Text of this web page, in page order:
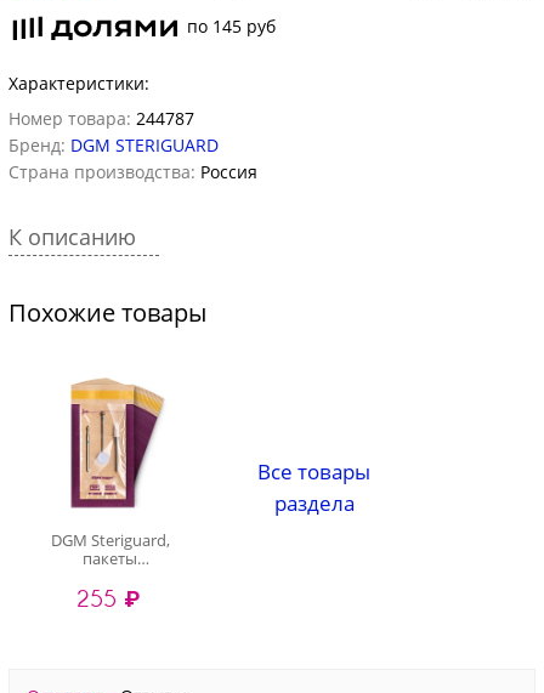
по 145 руб
Характеристики:
Номер товара: 244787
Бренд: DGM STERIGUARD
Страна производства: Россия
К описанию
Похожие товары
DGM Steriguard,
пакеты
для паровой и
воздушной
255 ₽
Все товары
раздела